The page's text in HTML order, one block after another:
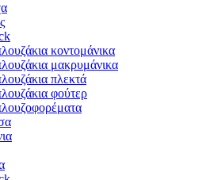
κοντομάνικα
μακρυμάνικα
πλεκτά
φούτερ